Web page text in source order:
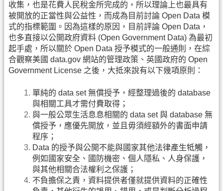
收集，也是花費人民稅金所完成的，所以理論上也最具有
被開放的正當性與公益性，而成為目前討論 Open Data 模
式的指標範圍。因為這樣的原因，目前評論 Open Data，
也多直接以公開政府資料 (Open Government Data) 為最初
起手處，所以關於 Open Data 授予模式的一般通則，在綜
合觀察美國 data.gov 網站的管理政策、英國政府的 Open
Government License 之後，大抵來說有以下幾項原則：
單純的 data set 無償授予，經整理過後的 database
與相關工具才需付費取得；
與一般公眾生活息息相關的 data set 與 database 無
償授予，應優先開放，並且毋須經額外的書面申請
程序；
Data 的授予與公開不能與國家其他法律產生牴觸，
例如國家安全、國防機密、個人隱私、人身保護，
與其他相關合法權利之保護；
不負擔保之責，資料提供者僅就提供資料的正確性